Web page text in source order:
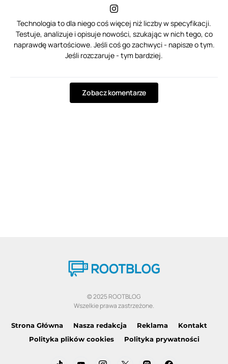
Technologia to dla niego coś więcej niż liczby w specyfikacji.
Testuje, analizuje i opisuje nowości, szukając w nich tego, co
naprawdę wartościowe. Jeśli coś go zachwyci - napisze o tym.
Jeśli rozczaruje - tym bardziej.
Zobacz komentarze
© 2025 ROOTBLOG
Wszelkie prawa zastrzeżone.
Strona Główna Nasza redakcja Reklama
Kontakt
Polityka plików cookies
Polityka prywatności